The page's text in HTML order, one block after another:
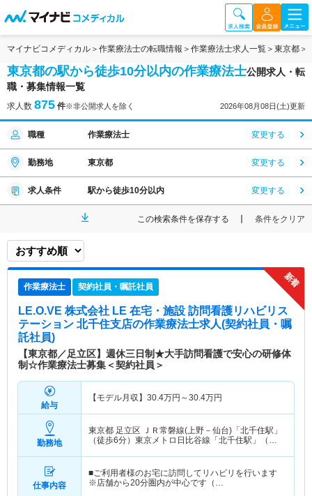
マイナビコメディカル 作業療法士の転職情報 作業療法士求人一覧 東京都
東京都の駅から徒歩10分以内の作業療法士公開求人・転
職・募集情報一覧
求人数 875 件※非公開求人を除く 2026年08月08日(土)更新
職種 作業療法士 変更する
勤務地 東京都 変更する
求人条件 駅から徒歩10分以内 変更する
この検索条件を保存する 条件をクリア
作業療法士 契約社員・嘱託社員
LE.O.VE 株式会社 LE 在宅・施設 訪問看護リハビリス
テーション 北千住支店の作業療法士求人(契約社員・嘱
託社員)
【東京都／足立区】週休三日制★大手訪問看護で安心の研修体
制☆作業療法士募集＜契約社員＞
給与
【モデル月収】 30.4万円～30.4万円
勤務地
東京都 足立区
ＪＲ常磐線(上野－仙台)「北千住駅」
（徒歩6分）東京メトロ日比谷線「北千住駅」（徒
仕事内容
■ご利用者様のお宅に訪問してリハビリを行います
※店舗から20分圏内が中心です（…